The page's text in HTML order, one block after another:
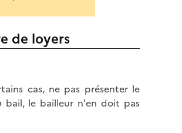
de loyers
cas, ne pas présenter le
bail, le bailleur n'en doit pas